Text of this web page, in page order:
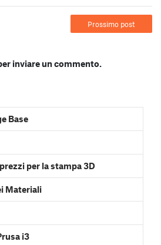
Prossimo post
inviare un commento.
Base
per la stampa 3D
Materiali
i3